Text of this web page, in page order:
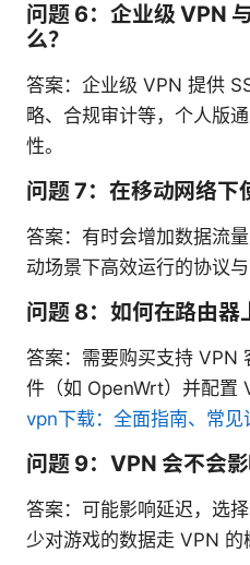
问题 6：企业级 VPN
么？
答案：企业级 VPN 提供
略、合规审计等，个人版
性。
问题 7：在移动网络下
答案：有时会增加数据流
动场景下高效运行的协议与
问题 8：如何在路由器
答案：需要购买支持 VPN
件（如 OpenWrt）并配置
vpn下载：全面指南、常见
问题 9：VPN 会不会
答案：可能影响延迟，选
少对游戏的数据走 VPN 的